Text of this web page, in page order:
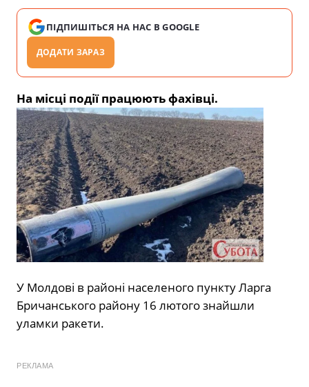
ПІДПИШІТЬСЯ НА НАС В GOOGLE
ДОДАТИ ЗАРАЗ
На місці події працюють фахівці.
У Молдові в районі населеного пункту Ларга
Бричанського району 16 лютого знайшли
уламки ракети.
РЕКЛАМА